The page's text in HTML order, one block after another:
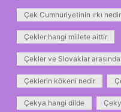
Çek Cumhuriyetinin ırkı nedir
Çekler hangi millete aittir
Çekler ve Slovaklar
Çeklerin kökeni nedir
Çekya hangi dilde